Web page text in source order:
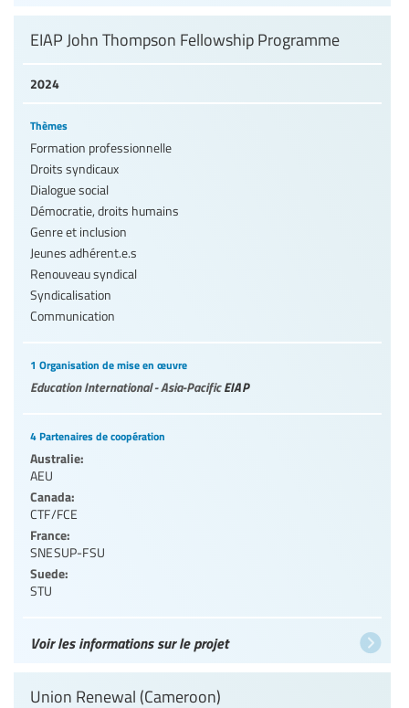
2024
EIAP John Thompson Fellowship Programme
Thèmes
Formation professionnelle
Droits syndicaux
Dialogue social
Démocratie, droits humains
Genre et inclusion
Jeunes adhérent.e.s
Renouveau syndical
Syndicalisation
Communication
1 Organisation de mise en œuvre
Education International - Asia-PacificEIAP
4 Partenaires de coopération
Australie:
AEU
Canada:
CTF/FCE
France:
SNESUP-FSU
Suede:
STU
Voir les informations sur le projet
Union Renewal (Cameroon)